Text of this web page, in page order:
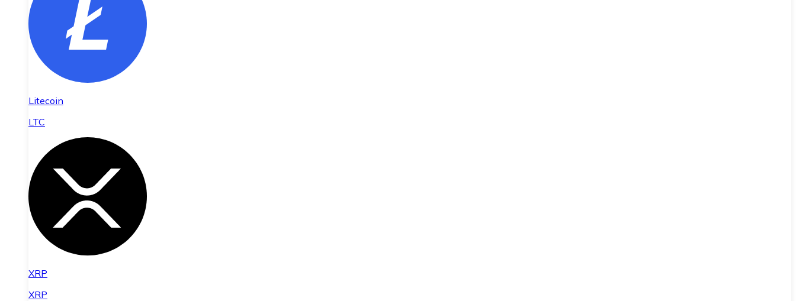
Litecoin
LTC
XRP
XRP